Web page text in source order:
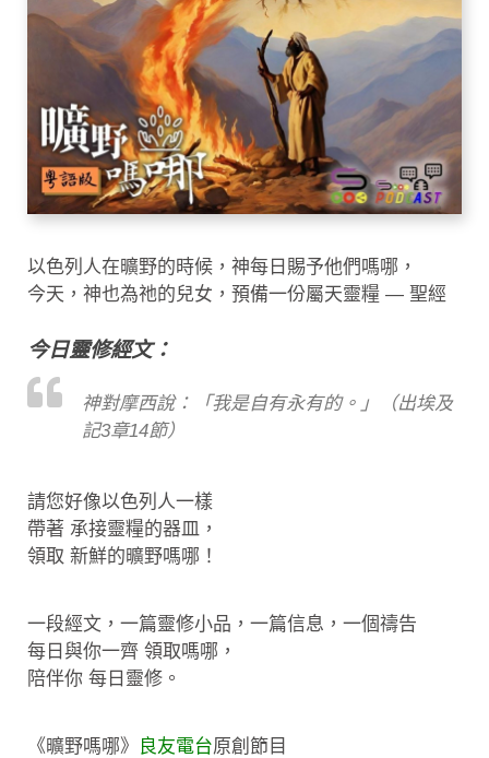
以色列人在曠野的時候，神每日賜予他們嗎哪，
今天，神也為祂的兒女，預備一份屬天靈糧 — 聖經
今日靈修經文：
神對摩西說：「我是自有永有的。」（出埃及
記3章14節）
請您好像以色列人一樣
帶著 承接靈糧的器皿，
領取 新鮮的曠野嗎哪！
一段經文，一篇靈修小品，一篇信息，一個禱告
每日與你一齊 領取嗎哪，
陪伴你 每日靈修。
《曠野嗎哪》 良友電台原創節目